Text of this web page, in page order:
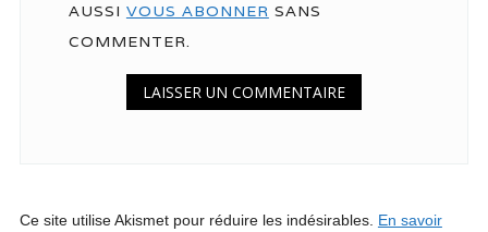
AUSSI VOUS ABONNER SANS
COMMENTER.
Ce site utilise Akismet pour réduire les indésirables. En savoir